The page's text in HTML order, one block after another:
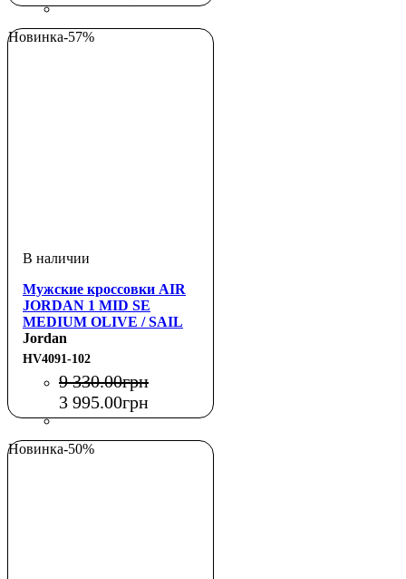
Новинка-57%
Мужские кроссовки AIR
JORDAN 1 MID SE
MEDIUM OLIVE / SAIL
Jordan
HV4091-102
9 330.00грн
3 995.00грн
Новинка-50%